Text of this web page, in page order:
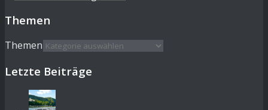
Themen
Themen
Letzte Beiträge